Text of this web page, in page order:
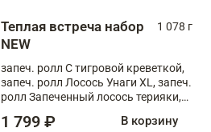
Теплая встреча набор
NEW
1 078 г
запеч. ролл С тигровой креветкой,
запеч. ролл Лосось Унаги XL, запеч.
ролл Запеченный лосось терияки,
1 799 ₽ В корзину